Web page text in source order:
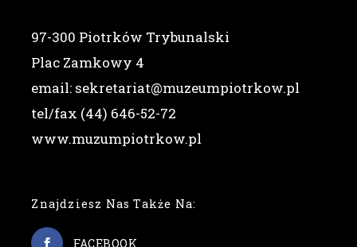
97-300 Piotrków Trybunalski
Plac Zamkowy 4
email: sekretariat@muzeumpiotrkow.pl
tel/fax (44) 646-52-72
www.muzumpiotrkow.pl
Znajdziesz Nas Także Na:
FACEBOOK